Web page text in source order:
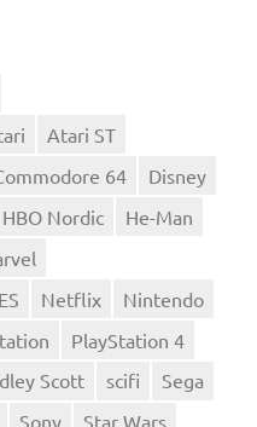
Atari ST
64
Disney
HBO Nordic
He-Man
Netflix
Nintendo
PlayStation 4
Scott scifi
Sega
Sony Star Wars